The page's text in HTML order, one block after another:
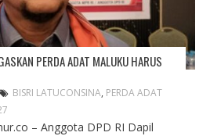
PERDA ADAT MALUKU HARUS
BISRI LATUCONSINA, PERDA ADAT
– Anggota DPD RI Dapil